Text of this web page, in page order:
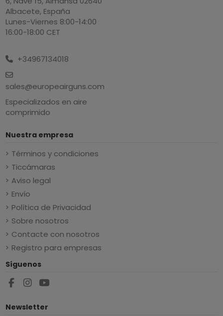
Albacete, España
Lunes-Viernes 8:00-14:00
16:00-18:00 CET
+34967134018
sales@europeairguns.com
Especializados en aire
comprimido
Nuestra empresa
Términos y condiciones
Ticcámaras
Aviso legal
Envío
Política de Privacidad
Sobre nosotros
Contacte con nosotros
Registro para empresas
Síguenos
Newsletter